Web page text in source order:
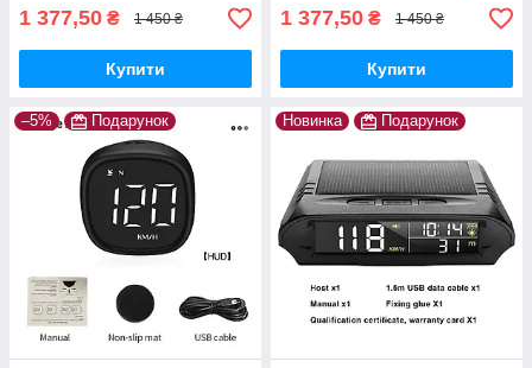
1 377,50 ₴ 1 450 ₴
Купити
1 377,50 ₴ 1 450 ₴
Купити
–5% Подарунок Новинка Подарунок